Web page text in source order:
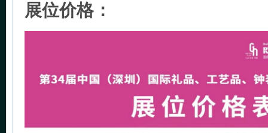
展位价格：